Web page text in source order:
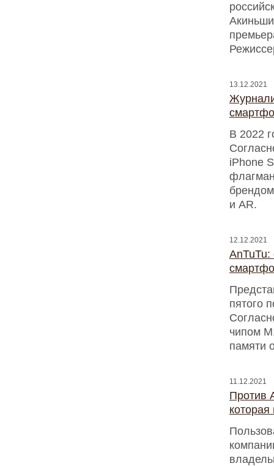
13.12.2021
В 2022
iPhone
и AR.
12.12.2021
пятого
чипом
памяти
11.12.2021
Против